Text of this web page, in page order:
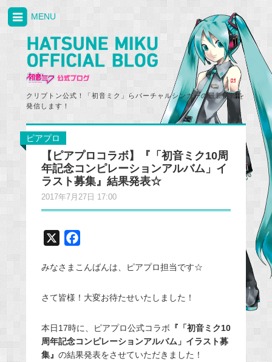
クリプトン公式！「初音ミク」らバーチャルシンガーの最新情報を
発信します！
MENU
ピアプロ
【ピアプロコラボ】『「初音ミク10周
年記念コンピレーションアルバム」イ
ラスト募集』結果発表☆
2017年7月27日 17:00
c
b
o
k
みなさまこんばんは、ピアプロ担当です☆
さて皆様！大変お待たせいたしました！
本日17時に、ピアプロ公式コラボ 『「初音ミク10
周年記念コンピレーションアルバム」イラスト募
集』 の結果発表をさせていただきました！